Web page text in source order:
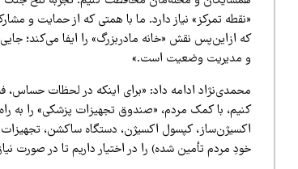
«نقطه تمرکز» نیاز دارد. ما با همتی که از حمایت و
که ازاین‌پس نقش «خانه مادر‌بزرگ» را ایفا می‌کند؛
و مدیریت وضعیت است.»
محمدی‌نژاد ادامه داد: «برای اینکه در لحظات حساس،
کنیم، با کمک مردم، «صندوق تجهیزات پزشکی» را به
اکسیژن‌ساز، کپسول اکسیژن، دستگاه ساکشن،
خودِ مردم تأمین شده) را در اختیار داریم تا در